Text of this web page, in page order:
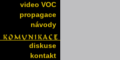
video VOC
propagace
návody
diskuse
kontakt